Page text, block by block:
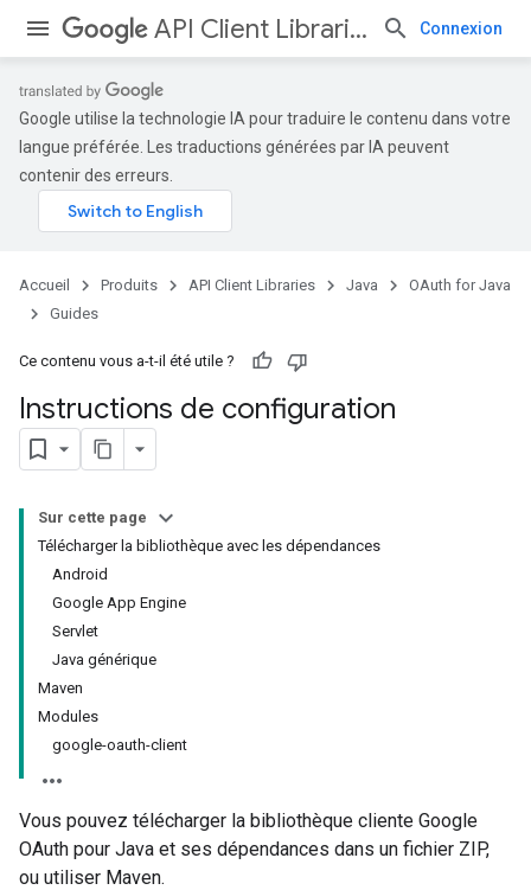
API Client Libraries Connexion
Google utilise la technologie IA pour traduire le contenu dans votre
langue préférée. Les traductions générées par IA peuvent
contenir des erreurs.
Accueil Produits API Client Libraries Java
OAuth for Java
Guides
Ce contenu vous a-t-il été utile ?
Instructions de configuration
Sur cette page
Télécharger la bibliothèque avec les dépendances
Android
Google App Engine
Servlet
Java générique
Maven
Modules
google-oauth-client
Vous pouvez télécharger la bibliothèque cliente Google
OAuth pour Java et ses dépendances dans un fichier ZIP,
ou utiliser Maven.